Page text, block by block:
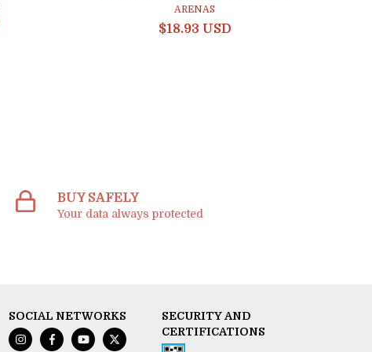
ARENAS
$18.93 USD
BUY SAFELY
Your data always protected
SOCIAL NETWORKS
SECURITY AND
CERTIFICATIONS